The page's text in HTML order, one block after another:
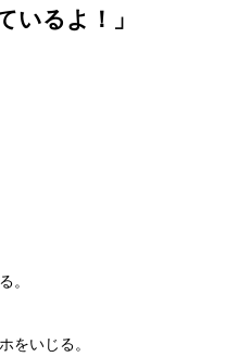
いるよ！」
。
をいじる。